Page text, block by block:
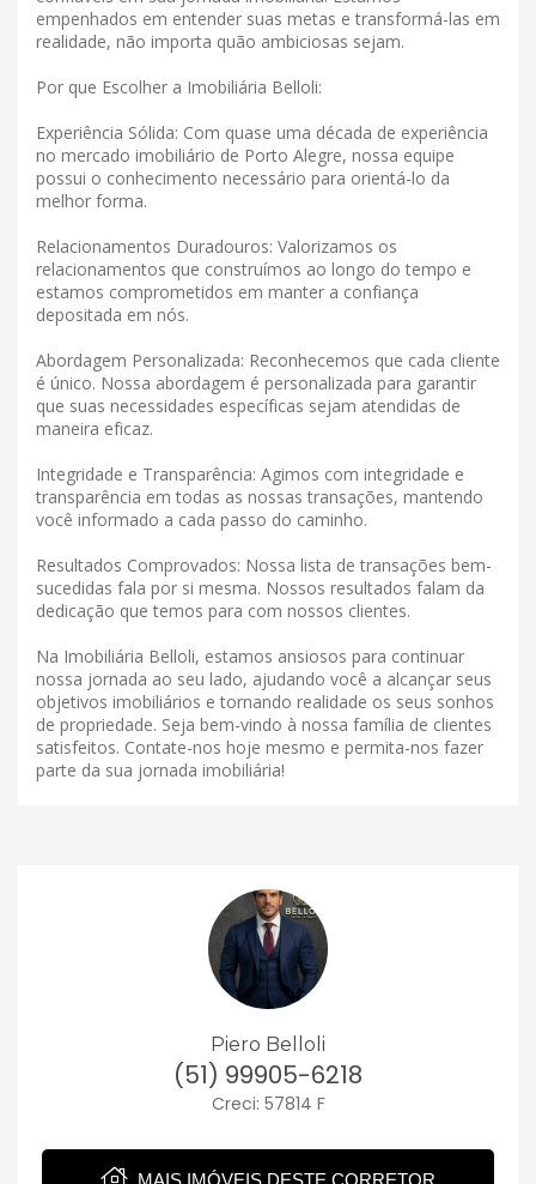
empenhados em entender suas metas e transformá-las em
realidade, não importa quão ambiciosas sejam.
Por que Escolher a Imobiliária Belloli:
Experiência Sólida: Com quase uma década de experiência
no mercado imobiliário de Porto Alegre, nossa equipe
possui o conhecimento necessário para orientá-lo da
melhor forma.
Relacionamentos Duradouros: Valorizamos os
relacionamentos que construímos ao longo do tempo e
estamos comprometidos em manter a confiança
depositada em nós.
Abordagem Personalizada: Reconhecemos que cada cliente
é único. Nossa abordagem é personalizada para garantir
que suas necessidades específicas sejam atendidas de
maneira eficaz.
Integridade e Transparência: Agimos com integridade e
transparência em todas as nossas transações, mantendo
você informado a cada passo do caminho.
Resultados Comprovados: Nossa lista de transações bem-
sucedidas fala por si mesma. Nossos resultados falam da
dedicação que temos para com nossos clientes.
Na Imobiliária Belloli, estamos ansiosos para continuar
nossa jornada ao seu lado, ajudando você a alcançar seus
objetivos imobiliários e tornando realidade os seus sonhos
de propriedade. Seja bem-vindo à nossa família de clientes
satisfeitos. Contate-nos hoje mesmo e permita-nos fazer
parte da sua jornada imobiliária!
Piero Belloli
(51) 99905-6218
Creci: 57814 F
MAIS IMÓVEIS DESTE CORRETOR